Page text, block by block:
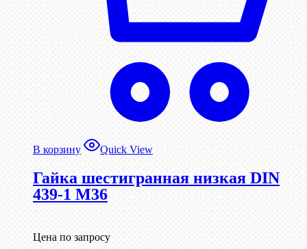
В корзину Quick View
Гайка шестигранная низкая DIN
439-1 М36
Цена по запросу